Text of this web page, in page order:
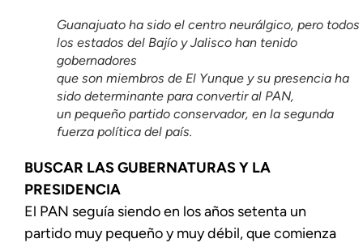
Guanajuato ha sido el centro neurálgico, pero todos
los estados del Bajío y Jalisco han tenido
gobernadores
que son miembros de El Yunque y su presencia ha
sido determinante para convertir al PAN,
un pequeño partido conservador, en la segunda
fuerza política del país.
BUSCAR LAS GUBERNATURAS Y LA
PRESIDENCIA
El PAN seguía siendo en los años setenta un
partido muy pequeño y muy débil, que comienza